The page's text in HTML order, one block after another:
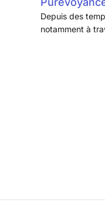
Depuis des
notamment à